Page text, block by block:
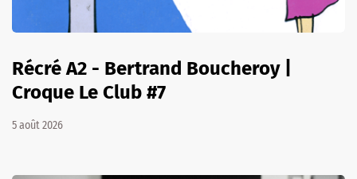
Récré A2 - Bertrand Boucheroy |
Croque Le Club #7
5 août 2026